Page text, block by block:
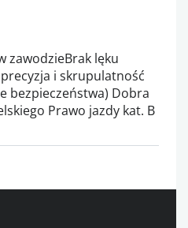
zawodzieBrak lęku
i skrupulatność
bezpieczeństwa) Dobra
Prawo jazdy kat. B